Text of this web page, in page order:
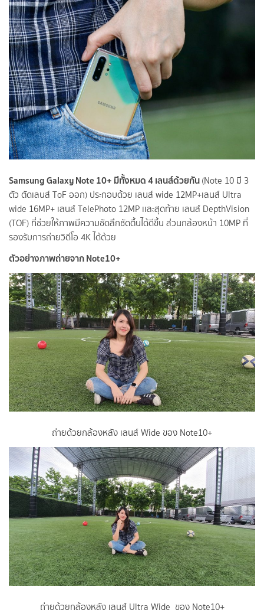
Samsung Galaxy Note 10+ มีทั้งหมด 4 เลนส์ด้วยกัน(Note 10 มี 3
ตัว ตัดเลนส์ ToF ออก) ประกอบด้วย เลนส์ wide 12MP+เลนส์ Ultra
wide 16MP+ เลนส์ TelePhoto 12MP เเละสุดท้าย เลนส์ DepthVision
(TOF) ที่ช่วยให้ภาพมีความชัดลึกชัดตื้นได้ดีขึ้น ส่วนกล้องหน้า 10MP ที่
รองรับการถ่ายวิดีโอ 4K ได้ด้วย
ตัวอย่างภาพถ่ายจาก Note10+
ถ่ายด้วยกล้องหลัง เลนส์ Wide ของ Note10+
ถ่ายด้วยกล้องหลัง เลนส์ Ultra Wide ของ Note10+